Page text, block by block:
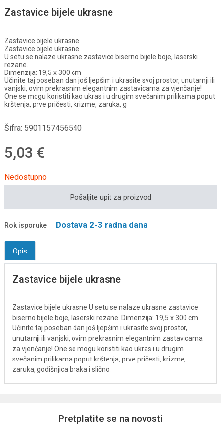
Zastavice bijele ukrasne
Zastavice bijele ukrasne
Zastavice bijele ukrasne
U setu se nalaze ukrasne zastavice biserno bijele boje, laserski
rezane.
Dimenzija: 19,5 x 300 cm
Učinite taj poseban dan još ljepšim i ukrasite svoj prostor, unutarnji ili
vanjski, ovim prekrasnim elegantnim zastavicama za vjenčanje!
One se mogu koristiti kao ukras i u drugim svečanim prilikama poput
krštenja, prve pričesti, krizme, zaruka, g
Šifra: 5901157456540
5,03 €
Nedostupno
Pošaljite upit za proizvod
Rok isporuke Dostava 2-3 radna dana
Opis
Zastavice bijele ukrasne
Zastavice bijele ukrasne U setu se nalaze ukrasne zastavice
biserno bijele boje, laserski rezane. Dimenzija: 19,5 x 300 cm
Učinite taj poseban dan još ljepšim i ukrasite svoj prostor,
unutarnji ili vanjski, ovim prekrasnim elegantnim zastavicama
za vjenčanje! One se mogu koristiti kao ukras i u drugim
svečanim prilikama poput krštenja, prve pričesti, krizme,
zaruka, godišnjica braka i slično.
Pretplatite se na novosti